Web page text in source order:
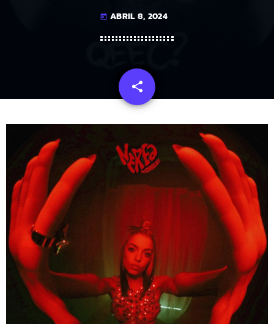
today ABRIL 8, 2024
share
email